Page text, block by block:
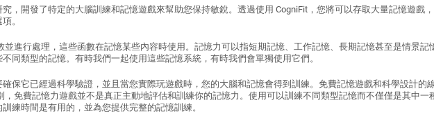
究，開發了特定的大腦訓練和記憶遊戲來幫助您保持敏銳。透過使用 CogniFit，您將可以存取大量記憶遊戲
。
並進行處理，這些函數在記憶某些內容時使用。記憶力可以指短期記憶、工作記憶、長期記憶甚至是情景記
同類型的記憶。有時我們一起使用這些記憶系統，有時我們會單獨使用它們。
保它已經過科學驗證，並且當您實際玩遊戲時，您的大腦和記憶會得到訓練。免費記憶遊戲和科學設計的
，免費記憶力遊戲並不是真正主動地評估和訓練你的記憶力。使用可以訓練不同類型記憶而不僅僅是其中一
練時間是有用的，並為您提供完整的記憶訓練。